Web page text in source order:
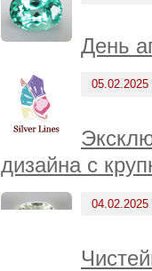
День
05.02.2025
дизайна с
04.02.2025